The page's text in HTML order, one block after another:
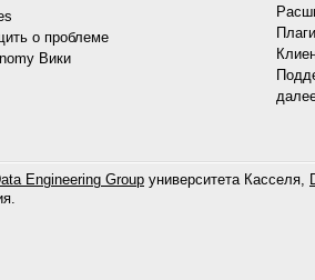
о проблеме
Вики
Engineering Group университета Касселя,